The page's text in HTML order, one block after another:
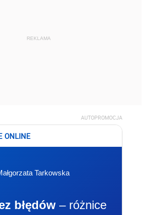
REKLAMA
AUTOPROMOCJA
ONLINE
Tarkowska
błędów – różnice